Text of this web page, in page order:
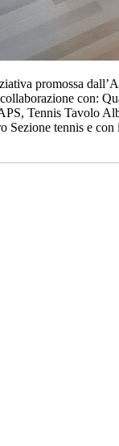
promossa
con:
Tennis Tavolo
Sezione tennis e con